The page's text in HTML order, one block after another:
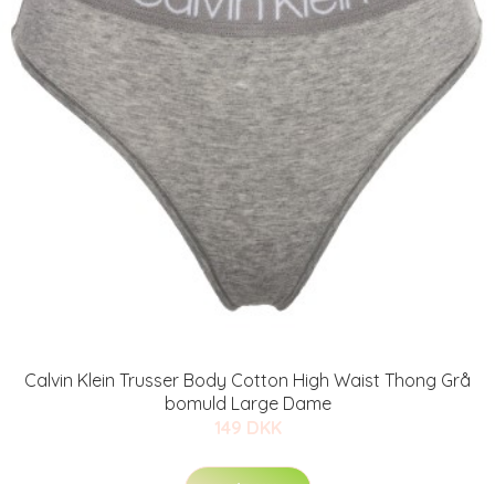
Calvin Klein Trusser Body Cotton High Waist Thong Grå
bomuld Large Dame
149 DKK